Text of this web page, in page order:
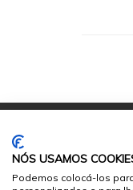
NÓS USAMOS
Podemos colocá-los